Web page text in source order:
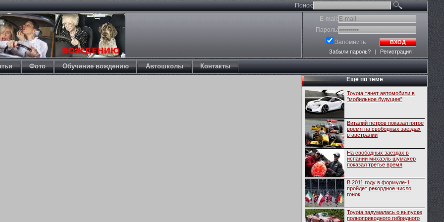
Поиск:
E-mail:
Пароль:
Запомнить
ВХОД
Забыли пароль?
| Регистрация
Фото Обучение вождению Автошколы Контакты
Ещё по теме
Toyota тянет автомобили в
"мобильное будущее"
Виталий петров показал пятое
время на свободных заездах
в австралии
На свободных заездах в
испании михаэль шумахер
показал третье время
В 2011 году в формуле-1
пройдет рекордное число
гонок
Toyota задумалась о выпуске
полноприводного гибридного